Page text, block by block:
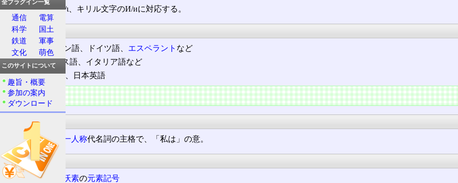
ギリシャ文字のΙ/ι、キリル文字のИ/иに対応する。
呼称
イー[iː] ラテン語、ドイツ語、 エスペラント など
イ[i] フランス語、イタリア語など
アイ[ai]英語、日本英語
主な用途
英語 でIは、 一人称代名詞の主格で、「私は」の意。
科学
化学でIは、 沃素の元素記号
全プラグイン一覧
通信
電算
科学
国土
鉄道
軍事
文化
萌色
このサイトについて
趣旨・概要
参加の案内
ダウンロード